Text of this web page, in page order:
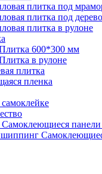
плитка под
плитка под дерево
плитка в рулоне
600*300 мм
в рулоне
плитка
пленка
панели